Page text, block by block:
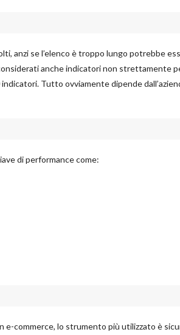
anzi se l’elenco è troppo lungo potrebbe
anche indicatori non strettamente
Tutto ovviamente dipende
di performance come:
e-commerce, lo strumento più utilizzato è